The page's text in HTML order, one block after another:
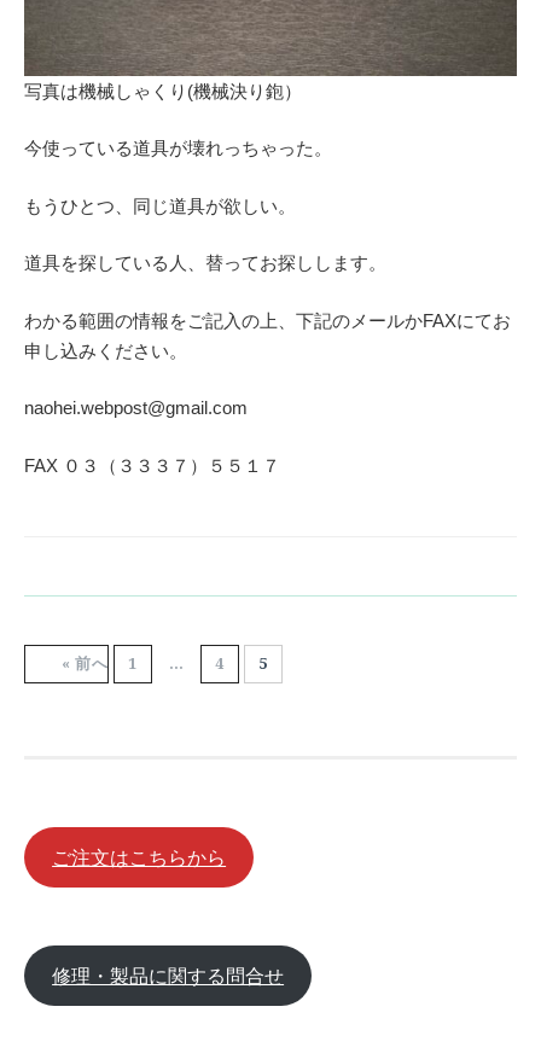
写真は機械しゃくり(機械決り鉋）
今使っている道具が壊れっちゃった。
もうひとつ、同じ道具が欲しい。
道具を探している人、替ってお探しします。
わかる範囲の情報をご記入の上、下記のメールかFAXにてお
申し込みください。
naohei.webpost@gmail.com
FAX ０３（３３３７）５５１７
ジ
送
« 前へ 1 … 4 5
ご注文はこちらから
修理・製品に関する問合せ